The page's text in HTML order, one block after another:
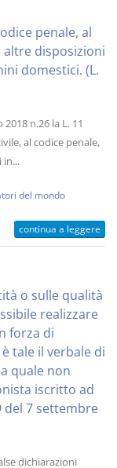
penale, al
altre disposizioni
domestici. (L.
n.26 la L. 11
al codice penale,
in...
del mondo
continua a leggere
o sulle qualità
realizzare
forza di
tale il verbale di
quale non
iscritto ad
del 7 settembre
dichiarazioni